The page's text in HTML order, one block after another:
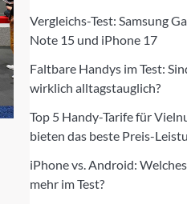
Vergleichs-Test: Samsung
Note 15 und iPhone 17
Faltbare Handys im Test:
wirklich alltagstauglich?
Top 5 Handy-Tarife für
bieten das beste Preis-
iPhone vs. Android:
mehr im Test?